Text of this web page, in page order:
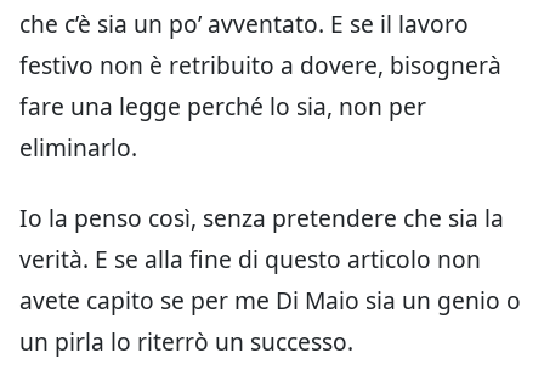
che c’è sia un po’ avventato. E se il lavoro
festivo non è retribuito a dovere, bisognerà
fare una legge perché lo sia, non per
eliminarlo.
Io la penso così, senza pretendere che sia la
verità. E se alla fine di questo articolo non
avete capito se per me Di Maio sia un genio o
un pirla lo riterrò un successo.